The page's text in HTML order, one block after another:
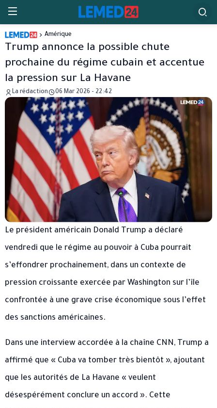
Amérique
Trump annonce la possible chute
prochaine du régime cubain et accentue
la pression sur La Havane
La rédaction 06 Mar 2026 - 22:42
Le président américain Donald Trump a déclaré
vendredi que le régime au pouvoir à Cuba pourrait
s’effondrer prochainement, dans un contexte de
pression croissante exercée par Washington sur l’île
confrontée à une grave crise économique sous l’effet
des sanctions américaines.
Dans une interview accordée à la chaîne CNN, Trump a
affirmé que « Cuba va tomber très bientôt », ajoutant
que les autorités de La Havane « veulent
désespérément conclure un accord ». Cette